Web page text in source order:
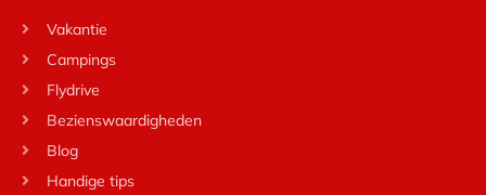
Vakantie
Campings
Flydrive
Bezienswaardigheden
Blog
Handige tips